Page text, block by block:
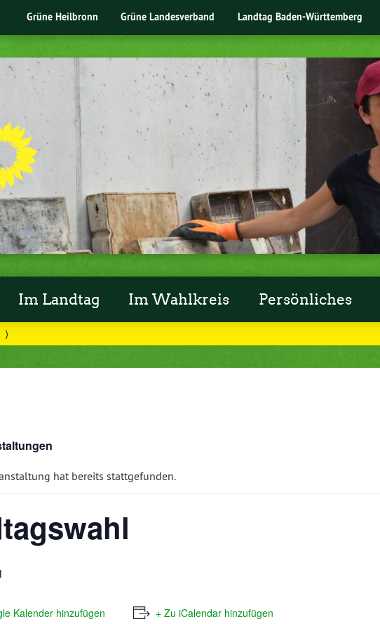
Grüne Heilbronn Grüne Landesverband Landtag Baden-Württemberg
Im Landtag Im Wahlkreis Persönliches
⟩
hat bereits stattgefunden.
Kalender hinzufügen + Zu iCalendar hinzufügen